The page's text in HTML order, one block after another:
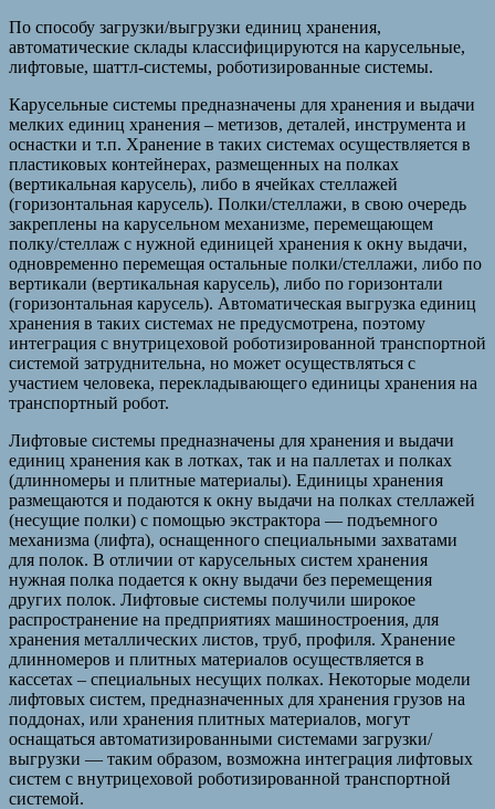
По способу загрузки/выгрузки единиц хранения,
автоматические склады классифицируются на карусельные,
лифтовые, шаттл-системы, роботизированные системы.
Карусельные системы предназначены для хранения и выдачи
мелких единиц хранения – метизов, деталей, инструмента и
оснастки и т.п. Хранение в таких системах осуществляется в
пластиковых контейнерах, размещенных на полках
(вертикальная карусель), либо в ячейках стеллажей
(горизонтальная карусель). Полки/стеллажи, в свою очередь
закреплены на карусельном механизме, перемещающем
полку/стеллаж с нужной единицей хранения к окну выдачи,
одновременно перемещая остальные полки/стеллажи, либо по
вертикали (вертикальная карусель), либо по горизонтали
(горизонтальная карусель). Автоматическая выгрузка единиц
хранения в таких системах не предусмотрена, поэтому
интеграция с внутрицеховой роботизированной транспортной
системой затруднительна, но может осуществляться с
участием человека, перекладывающего единицы хранения на
транспортный робот.
Лифтовые системы предназначены для хранения и выдачи
единиц хранения как в лотках, так и на паллетах и полках
(длинномеры и плитные материалы). Единицы хранения
размещаются и подаются к окну выдачи на полках стеллажей
(несущие полки) с помощью экстрактора — подъемного
механизма (лифта), оснащенного специальными захватами
для полок. В отличии от карусельных систем хранения
нужная полка подается к окну выдачи без перемещения
других полок. Лифтовые системы получили широкое
распространение на предприятиях машиностроения, для
хранения металлических листов, труб, профиля. Хранение
длинномеров и плитных материалов осуществляется в
кассетах – специальных несущих полках. Некоторые модели
лифтовых систем, предназначенных для хранения грузов на
поддонах, или хранения плитных материалов, могут
оснащаться автоматизированными системами загрузки/
выгрузки — таким образом, возможна интеграция лифтовых
систем с внутрицеховой роботизированной транспортной
системой.